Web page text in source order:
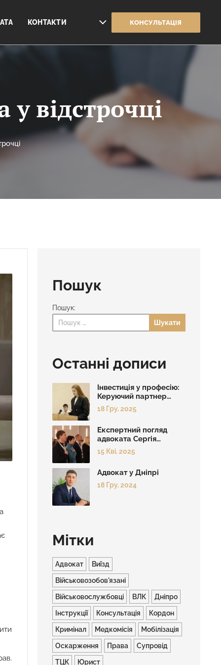
КОНТАКТИ КОНСУЛЬТАЦІЯ
відстрочці
Пошук
Пошук:
Останні дописи
Інвестиція у професію:
Керуючий партнер
бюро Сергій
Герасимчук провів
на базі УМСФ
18 Гру, 2025
Експертний погляд
адвоката Сергія
Герасимчука
15 Кві, 2025
Адвокат у Дніпрі
18 Гру, 2024
Мітки
Адвокат Виїзд
Військовозобов'язані
Військовослужбовці ВЛК Дніпро
Інструкції Консультація Кордон
Кримінал Медкомісія Мобілізація
Оскарження Права Супровід
ТЦК Юрист